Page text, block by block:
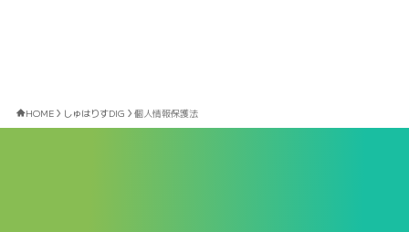
HOME しゅはりすDIG 個人情報保護法